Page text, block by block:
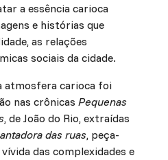
a essência carioca
e histórias que
as relações
sociais da cidade.
atmosfera carioca foi
nas crônicas Pequenas
, de João do Rio, extraídas
das ruas, peça-
das complexidades e